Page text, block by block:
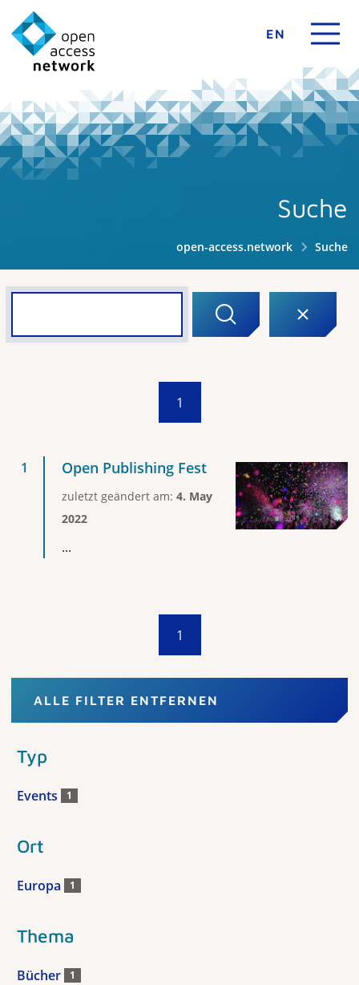
EN
Suche
open-access.network Suche
1
Open Publishing Fest
zuletzt geändert am: 4. May
2022
...
1
ALLE FILTER ENTFERNEN
Typ
Events 1
Ort
Europa 1
Thema
Bücher 1